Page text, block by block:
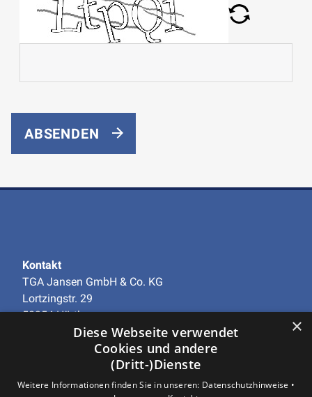
ABSENDEN
Kontakt
TGA Jansen GmbH & Co. KG
Lortzingstr. 29
50354 Hürth
+49 (0)2233-97938-0
info@tga-jansen.de
Unternehmen
×
Diese Webseite verwendet
Cookies und andere
(Dritt-)Dienste
Weitere Informationen finden Sie in unseren: Datenschutzhinweise •